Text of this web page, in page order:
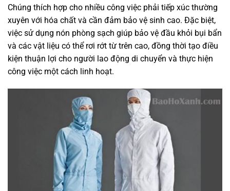
Chúng thích hợp cho nhiều công việc phải tiếp xúc thường
xuyên với hóa chất và cần đảm bảo vệ sinh cao. Đặc biệt,
việc sử dụng nón phòng sạch giúp bảo vệ đầu khỏi bụi bẩn
và các vật liệu có thể rơi rớt từ trên cao, đồng thời tạo điều
kiện thuận lợi cho người lao động di chuyển và thực hiện
công việc một cách linh hoạt.